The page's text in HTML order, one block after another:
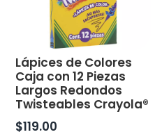
Lápices de Colores
Caja con 12 Piezas
Largos Redondos
Twisteables Crayola®
$119.00